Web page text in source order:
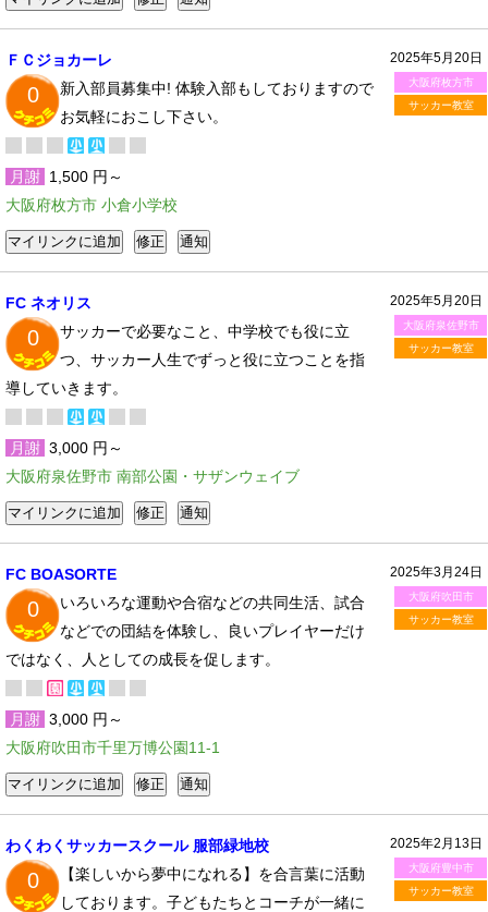
2025年5月20日
大阪府枚方市
サッカー教室
ＦＣジョカーレ
0
新入部員募集中! 体験入部もしておりますので
お気軽におこし下さい。
月謝 1,500 円～
大阪府枚方市 小倉小学校
2025年5月20日
大阪府泉佐野市
サッカー教室
FC ネオリス
0
サッカーで必要なこと、中学校でも役に立
つ、サッカー人生でずっと役に立つことを指
導していきます。
月謝 3,000 円～
大阪府泉佐野市 南部公園・サザンウェイブ
2025年3月24日
大阪府吹田市
サッカー教室
FC BOASORTE
0
いろいろな運動や合宿などの共同生活、試合
などでの団結を体験し、良いプレイヤーだけ
ではなく、人としての成長を促します。
月謝 3,000 円～
大阪府吹田市千里万博公園11-1
2025年2月13日
大阪府豊中市
サッカー教室
わくわくサッカースクール 服部緑地校
0
【楽しいから夢中になれる】を合言葉に活動
しております。子どもたちとコーチが一緒に